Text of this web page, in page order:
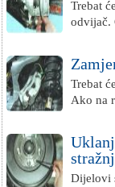
Trebat
odvijač.
Trebat
Ako na
Dijelovi